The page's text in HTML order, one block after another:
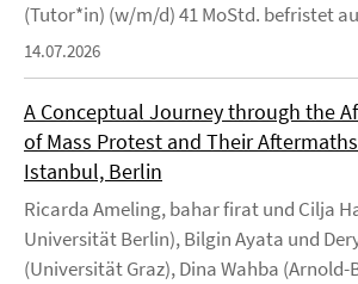
(Tutor*in) (w/m/d) 41 MoStd. befristet
14.07.2026
A Conceptual Journey through the
of Mass Protest and Their
Istanbul, Berlin
Ricarda Ameling, bahar firat und Cilja
Universität Berlin), Bilgin Ayata und
(Universität Graz), Dina Wahba (Arnold-